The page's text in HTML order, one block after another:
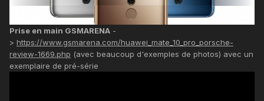
Prise en main GSMARENA -
> https://www.gsmarena.com/huawei_mate_10_pro_porsche-
review-1669.php (avec beaucoup d'exemples de photos) avec un
exemplaire de pré-série